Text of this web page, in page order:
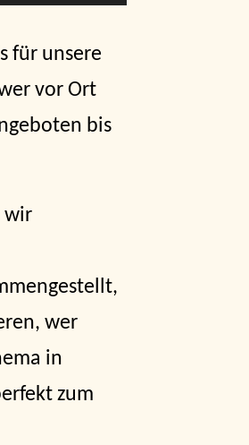
für unsere
vor Ort
bis
wir
wer
in
zum